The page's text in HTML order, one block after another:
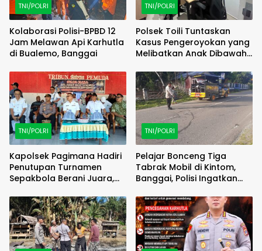
TNI/POLRI
Kolaborasi Polisi-BPBD 12
Jam Melawan Api Karhutla
di Bualemo, Banggai
TNI/POLRI
Polsek Toili Tuntaskan
Kasus Pengeroyokan yang
Melibatkan Anak Dibawah
TNI/POLRI
Kapolsek Pagimana Hadiri
Penutupan Turnamen
Sepakbola Berani Juara,
Kondusif
TNI/POLRI
Pelajar Bonceng Tiga
Tabrak Mobil di Kintom,
Banggai, Polisi Ingatkan